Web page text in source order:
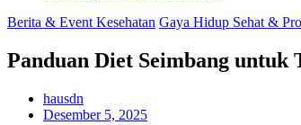
Berita & Event Kesehatan Gaya Hidup Sehat &
Panduan Diet Seimbang untuk
hausdn
Desember 5, 2025